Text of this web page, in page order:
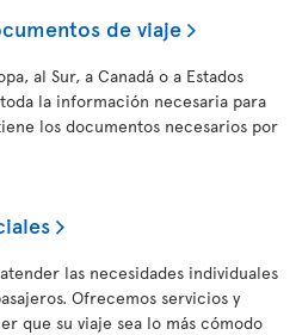
de viaje
al Sur, a Canadá o a Estados
la información necesaria para
los documentos necesarios por
las necesidades individuales
Ofrecemos servicios y
que su viaje sea lo más cómodo